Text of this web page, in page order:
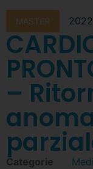
MASTER 2022
–
Categorie